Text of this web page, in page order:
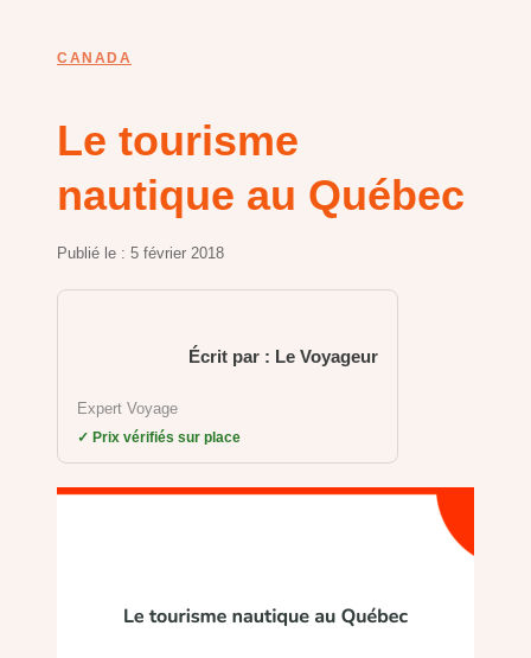
CANADA
Le tourisme
nautique au Québec
Publié le : 5 février 2018
Écrit par : Le Voyageur
Expert Voyage
✓ Prix vérifiés sur place